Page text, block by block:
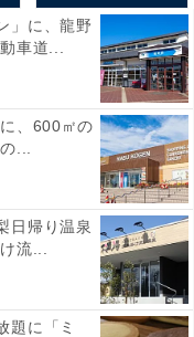
」に、龍野
車道...
、600㎡の
...
日帰り温泉
流...
題に「ミ